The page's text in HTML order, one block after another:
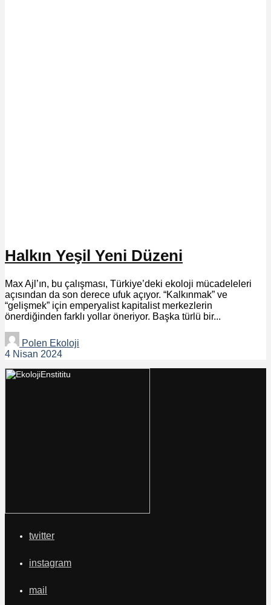
Halkın Yeşil Yeni Düzeni
Max Ajl’ın, bu çalışması, Türkiye’deki ekoloji mücadeleleri
açısından da son derece ufuk açıyor. “Kalkınmak” ve
“gelişmek” için emperyalist kapitalist merkezlerin
önerdiğinden farklı yollar öneriyor. Başka türlü bir...
Polen Ekoloji
4 Nisan 2024
twitter
instagram
mail